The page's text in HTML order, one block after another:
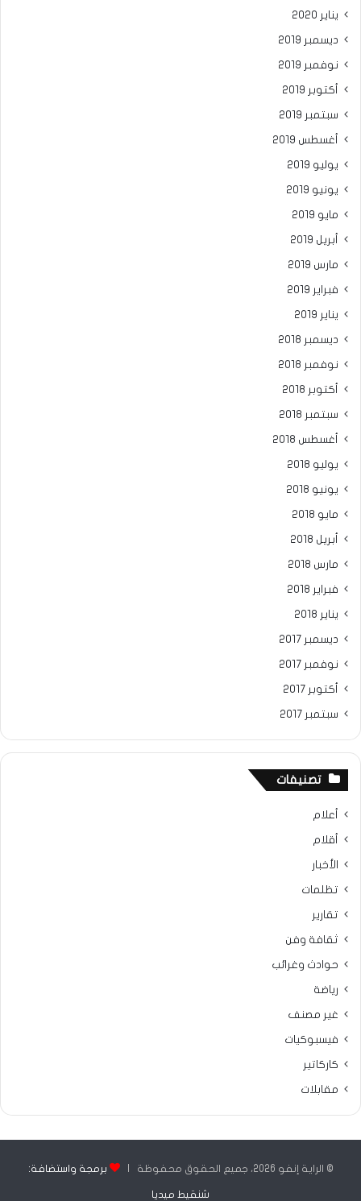
يناير 2020
ديسمبر 2019
نوفمبر 2019
أكتوبر 2019
سبتمبر 2019
أغسطس 2019
يوليو 2019
يونيو 2019
مايو 2019
أبريل 2019
مارس 2019
فبراير 2019
يناير 2019
ديسمبر 2018
نوفمبر 2018
أكتوبر 2018
سبتمبر 2018
أغسطس 2018
يوليو 2018
يونيو 2018
مايو 2018
أبريل 2018
مارس 2018
فبراير 2018
يناير 2018
ديسمبر 2017
نوفمبر 2017
أكتوبر 2017
سبتمبر 2017
تصنيفات
أعلام
أقلام
الأخبار
تظلمات
تقارير
ثقافة وفن
حوادث وغرائب
رياضة
غير مصنف
فيسبوكيات
كاركاتير
مقابلات
© الراية إنفو 2026، جميع الحقوق محفوظة | برمجة واستضافة:
شنقيط ميديا